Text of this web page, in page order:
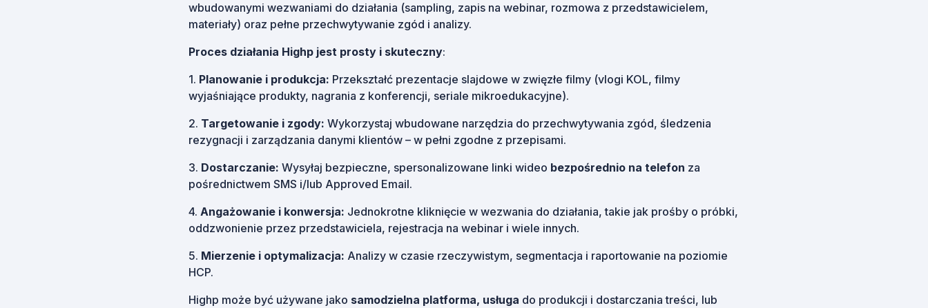
wbudowanymi wezwaniami do działania (sampling, zapis na webinar, rozmowa z przedstawicielem,
materiały) oraz pełne przechwytywanie zgód i analizy.
Proces działania Highp jest prosty i skuteczny:
1. Planowanie i produkcja: Przekształć prezentacje slajdowe w zwięzłe filmy (vlogi KOL, filmy
wyjaśniające produkty, nagrania z konferencji, seriale mikroedukacyjne).
2. Targetowanie i zgody: Wykorzystaj wbudowane narzędzia do przechwytywania zgód, śledzenia
rezygnacji i zarządzania danymi klientów – w pełni zgodne z przepisami.
3. Dostarczanie: Wysyłaj bezpieczne, spersonalizowane linki wideo bezpośrednio na telefon za
pośrednictwem SMS i/lub Approved Email.
4. Angażowanie i konwersja: Jednokrotne kliknięcie w wezwania do działania, takie jak prośby o próbki,
oddzwonienie przez przedstawiciela, rejestracja na webinar i wiele innych.
5. Mierzenie i optymalizacja: Analizy w czasie rzeczywistym, segmentacja i raportowanie na poziomie
HCP.
Highp może być używane jako samodzielna platforma, usługa do produkcji i dostarczania treści, lub